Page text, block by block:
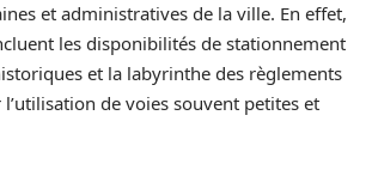
et administratives de la ville. En effet,
les disponibilités de stationnement
et la labyrinthe des règlements
de voies souvent petites et